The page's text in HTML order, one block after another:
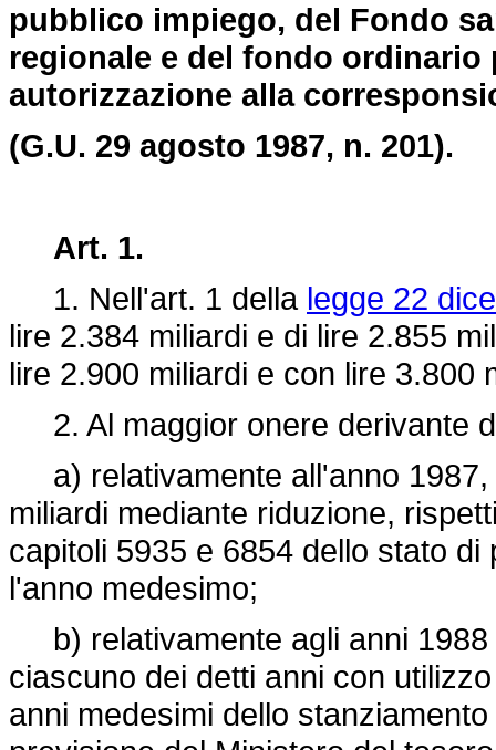
pubblico impiego, del Fondo
regionale e del fondo
autorizzazione alla
(G.U. 29 agosto 1987, n. 201).
Art. 1.
1. Nell'art. 1 della legge 22
lire 2.384 miliardi e di lire 2.855
lire 2.900 miliardi e con lire 3.800
2. Al maggior onere derivante
a) relativamente all'anno 1987,
miliardi mediante riduzione,
capitoli 5935 e 6854 dello stato
l'anno medesimo;
b) relativamente agli anni 1988
ciascuno dei detti anni con
anni medesimi dello